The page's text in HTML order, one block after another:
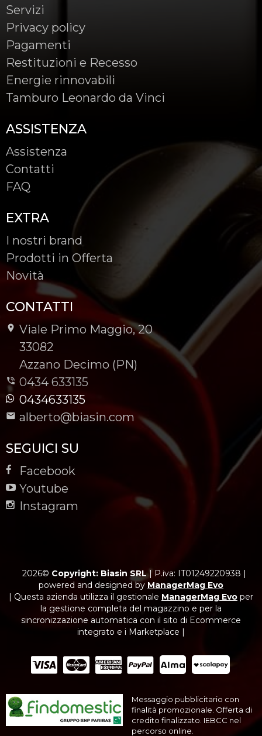
Servizi
Privacy policy
Pagamenti
Restituzioni e Recesso
Energie rinnovabili
Tamburo Leonardo da Vinci
ASSISTENZA
Assistenza
Contatti
FAQ
EXTRA
I nostri brand
Prodotti in Offerta
Novità
CONTATTI
Viale Primo Maggio, 20
-
33082
-
Azzano Decimo (PN)
0434 633135
0434633135
alberto@biasin.com
SEGUICI SU
Facebook
Youtube
Instagram
2026© Copyright: Biasin SRL| P.iva: IT01249220938 |
powered and designed by ManagerMag Evo
| Questa azienda utilizza il gestionale ManagerMag Evo per
la gestione completa del magazzino e per la
sincronizzazione automatica con il sito di Ecommerce
integrato e i Marketplace |
Messaggio pubblicitario con
finalità promozionale. Offerta di
credito finalizzato. IEBCC nel
percorso online.